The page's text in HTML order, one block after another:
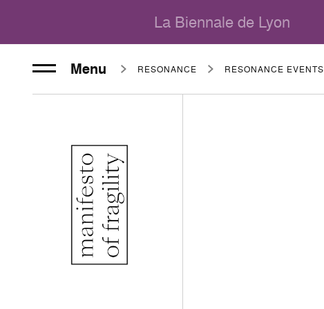
La Biennale de Lyon
Menu RÉSONANCE RÉSONANCE EVENTS